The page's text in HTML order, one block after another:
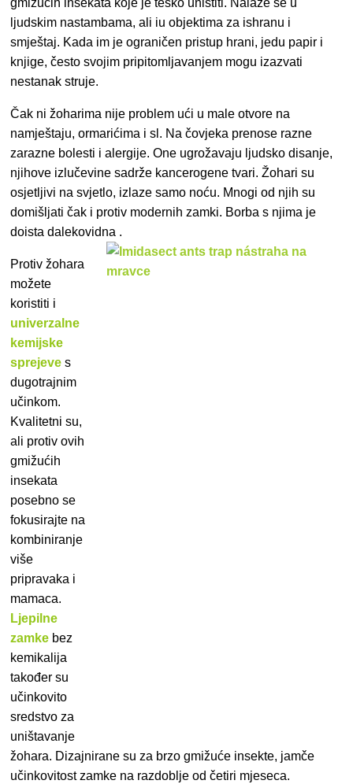
gmižućih insekata koje je teško uništiti. Nalaze se u
ljudskim nastambama, ali iu objektima za ishranu i
smještaj. Kada im je ograničen pristup hrani, jedu papir i
knjige, često svojim pripitomljavanjem mogu izazvati
nestanak struje.
Čak ni žoharima nije problem ući u male otvore na
namještaju, ormarićima i sl. Na čovjeka prenose razne
zarazne bolesti i alergije. One ugrožavaju ljudsko disanje,
njihove izlučevine sadrže kancerogene tvari. Žohari su
osjetljivi na svjetlo, izlaze samo noću. Mnogi od njih su
domišljati čak i protiv modernih zamki. Borba s njima je
doista dalekovidna .
Protiv žohara
možete
koristiti i
univerzalne
kemijske
sprejeve s
dugotrajnim
učinkom.
Kvalitetni su,
ali protiv ovih
gmižućih
insekata
posebno se
fokusirajte na
kombiniranje
više
pripravaka i
mamaca.
Ljepilne
zamke bez
kemikalija
također su
učinkovito
sredstvo za
uništavanje
žohara. Dizajnirane su za brzo gmižuće insekte, jamče
učinkovitost zamke na razdoblje od četiri mjeseca.